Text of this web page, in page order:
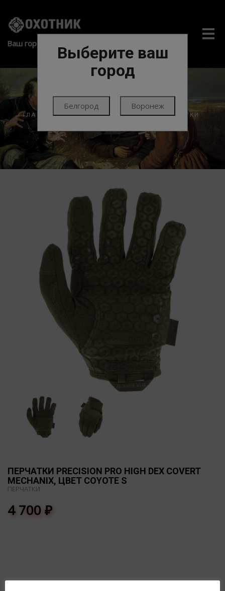
Ваш город:
Выберите ваш
город
Белгород Воронеж
ГЛАВНАЯ ЭКИПИРОВКА ОДЕЖДА ПЕРЧАТКИ
ПЕРЧАТКИ PRECISION PRO HIGH DEX COVERT
MECHANIX, ЦВЕТ COYOTE S
ПЕРЧАТКИ
4 700₽